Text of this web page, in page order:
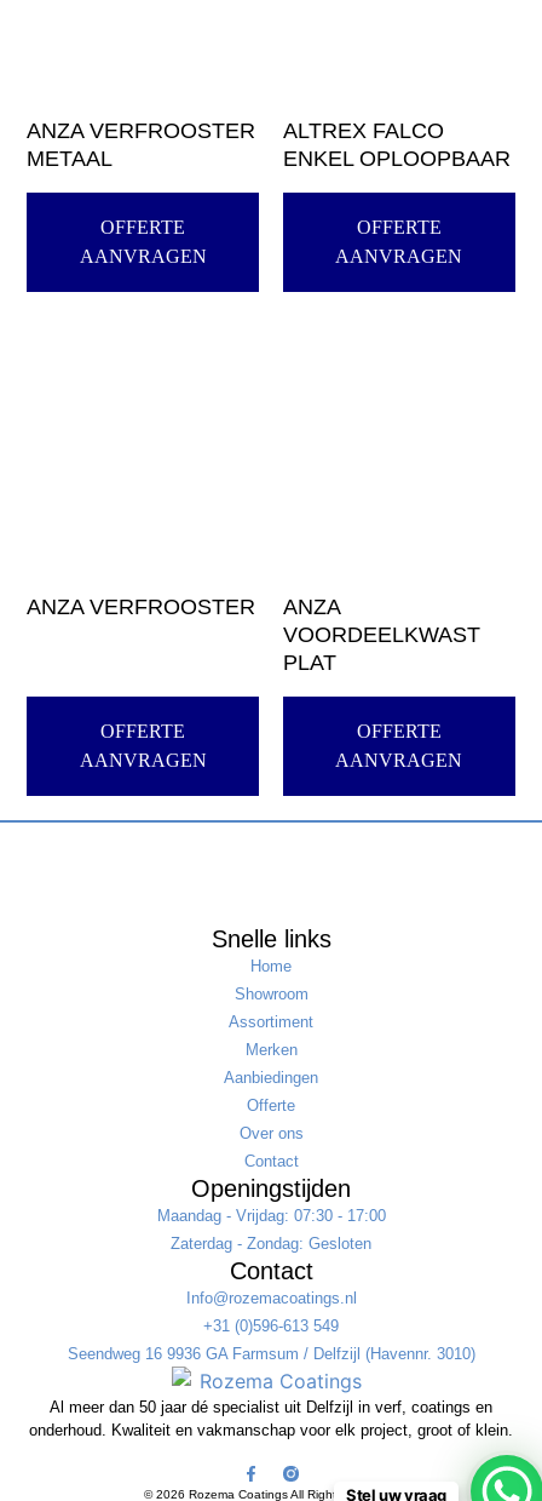
ANZA VERFROOSTER
METAAL
OFFERTE
AANVRAGEN
ALTREX FALCO
ENKEL OPLOOPBAAR
OFFERTE
AANVRAGEN
ANZA VERFROOSTER
OFFERTE
AANVRAGEN
ANZA
VOORDEELKWAST
PLAT
OFFERTE
AANVRAGEN
Al meer dan 50 jaar dé specialist uit Delfzijl in verf, coatings en
onderhoud. Kwaliteit en vakmanschap voor elk project, groot of klein.
© 2026 Rozema Coatings All Rights Reserved
Snelle links
Home
Showroom
Assortiment
Merken
Aanbiedingen
Offerte
Over ons
Contact
Openingstijden
Maandag - Vrijdag: 07:30 - 17:00
Zaterdag - Zondag: Gesloten
Contact
Info@rozemacoatings.nl
+31 (0)596-613 549
Seendweg 16 9936 GA Farmsum / Delfzijl (Havennr. 3010)
Stel uw vraag